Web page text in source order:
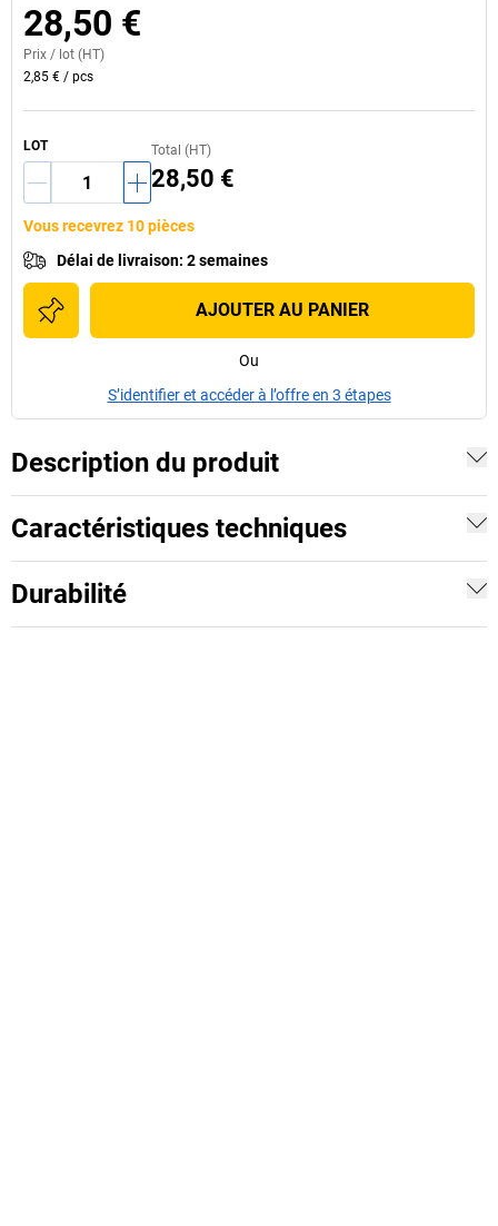
28,50 €
Prix / lot (HT)
2,85 € / pcs
LOT Total (HT)
28,50 €
Vous recevrez 10 pièces
Délai de livraison: 2 semaines
AJOUTER AU PANIER
Ou
S’identifier et accéder à l’offre en 3 étapes
Description du produit
Caractéristiques techniques
Durabilité